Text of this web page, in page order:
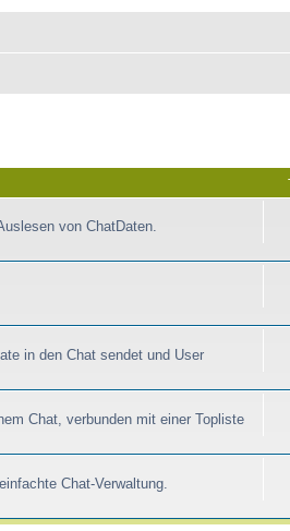
von ChatDaten.
in den Chat sendet und User
Chat, verbunden mit einer Topliste
Chat-Verwaltung.